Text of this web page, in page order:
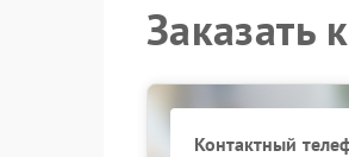
Заказать
Контактный